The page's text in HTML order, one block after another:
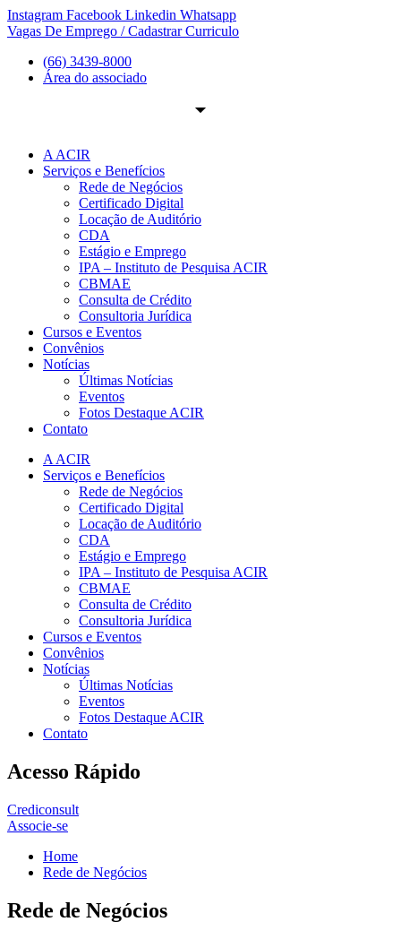
Ir
para
conteúdo
Instagram Facebook Linkedin Whatsapp
Vagas De Emprego / Cadastrar Curriculo
(66) 3439-8000
Área do associado
A ACIR
Serviços e Benefícios
Rede de Negócios
Certificado Digital
Locação de Auditório
CDA
Estágio e Emprego
IPA – Instituto de Pesquisa ACIR
CBMAE
Consulta de Crédito
Consultoria Jurídica
Cursos e Eventos
Convênios
Notícias
Últimas Notícias
Eventos
Fotos Destaque ACIR
Contato
A ACIR
Serviços e Benefícios
Rede de Negócios
Certificado Digital
Locação de Auditório
CDA
Estágio e Emprego
IPA – Instituto de Pesquisa ACIR
CBMAE
Consulta de Crédito
Consultoria Jurídica
Cursos e Eventos
Convênios
Notícias
Últimas Notícias
Eventos
Fotos Destaque ACIR
Contato
Acesso Rápido
Crediconsult
Associe-se
Home
Rede de Negócios
Rede de Negócios